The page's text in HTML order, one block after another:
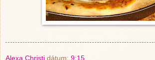
Alexa Christi dátum: 9:15